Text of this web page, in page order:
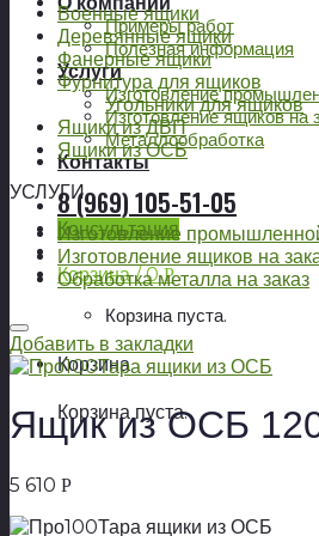
Примеры работ
Полезная информация
Услуги
Изготовление
Изготовление ящиков на
Металлообработка
Контакты
8 (969) 105-51-05
Консультация
Корзина /0Р
Корзина пуста.
Корзина
Корзина пуста.
Военные ящики
Деревянные ящики
Фанерные ящики
Фурнитура для ящиков
Угольники для ящиков
Ящики из ДВП
Ящики из ОСБ
УСЛУГИ
Изготовление
Изготовление ящиков на
Обработка металла на заказ
Добавить в закладки
Ящик из ОСБ
5 610 Р